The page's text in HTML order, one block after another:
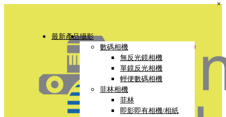
最新產品攝影
數碼相機
無反光鏡相機
單鏡反光相機
輕便數碼相機
菲林相機
菲林
即影即有相機/相紙
×